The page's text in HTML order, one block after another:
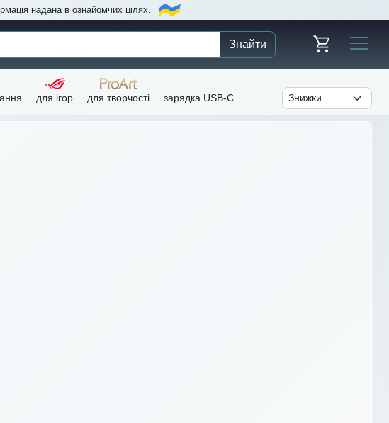
надана в ознайомчих цілях.
Знайти
для ігор для творчості зарядка USB-C